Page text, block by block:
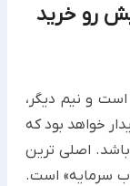
رو خرید
و نیم دیگر،
خواهد بود که
باشد. اصلی ترین
سرمایه» است.